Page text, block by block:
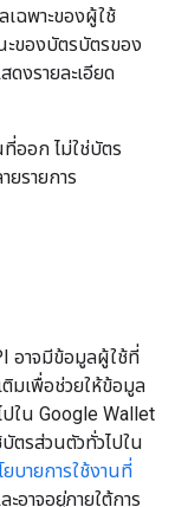
ฉพาะของผู้ใช้
ของบัตรบัตรของ
ดงรายละเอียด
ออก ไม่ใช่บัตร
ยรายการ
อาจมีข้อมูลผู้ใช้ที่
มเพื่อช่วยให้ข้อมูล
ใน Google Wallet
ตรส่วนตัวทั่วไปใน
ยบายการใช้งานที่
ะอาจอยู่ภายใต้การ